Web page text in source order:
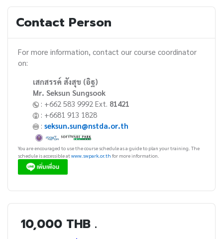
Contact Person
For more information, contact our course coordinator
on:
เสกสรรค์ สังสุข (อิฐ)
Mr. Seksun Sungsook
: +662 583 9992 Ext. 81421
: +6681 913 1828
: seksun.sun@nstda.or.th
You are encouraged to use the course schedule as a guide to plan your training. The
schedule is accessible atwww.swpark.or.th for more information.
10,000 THB .